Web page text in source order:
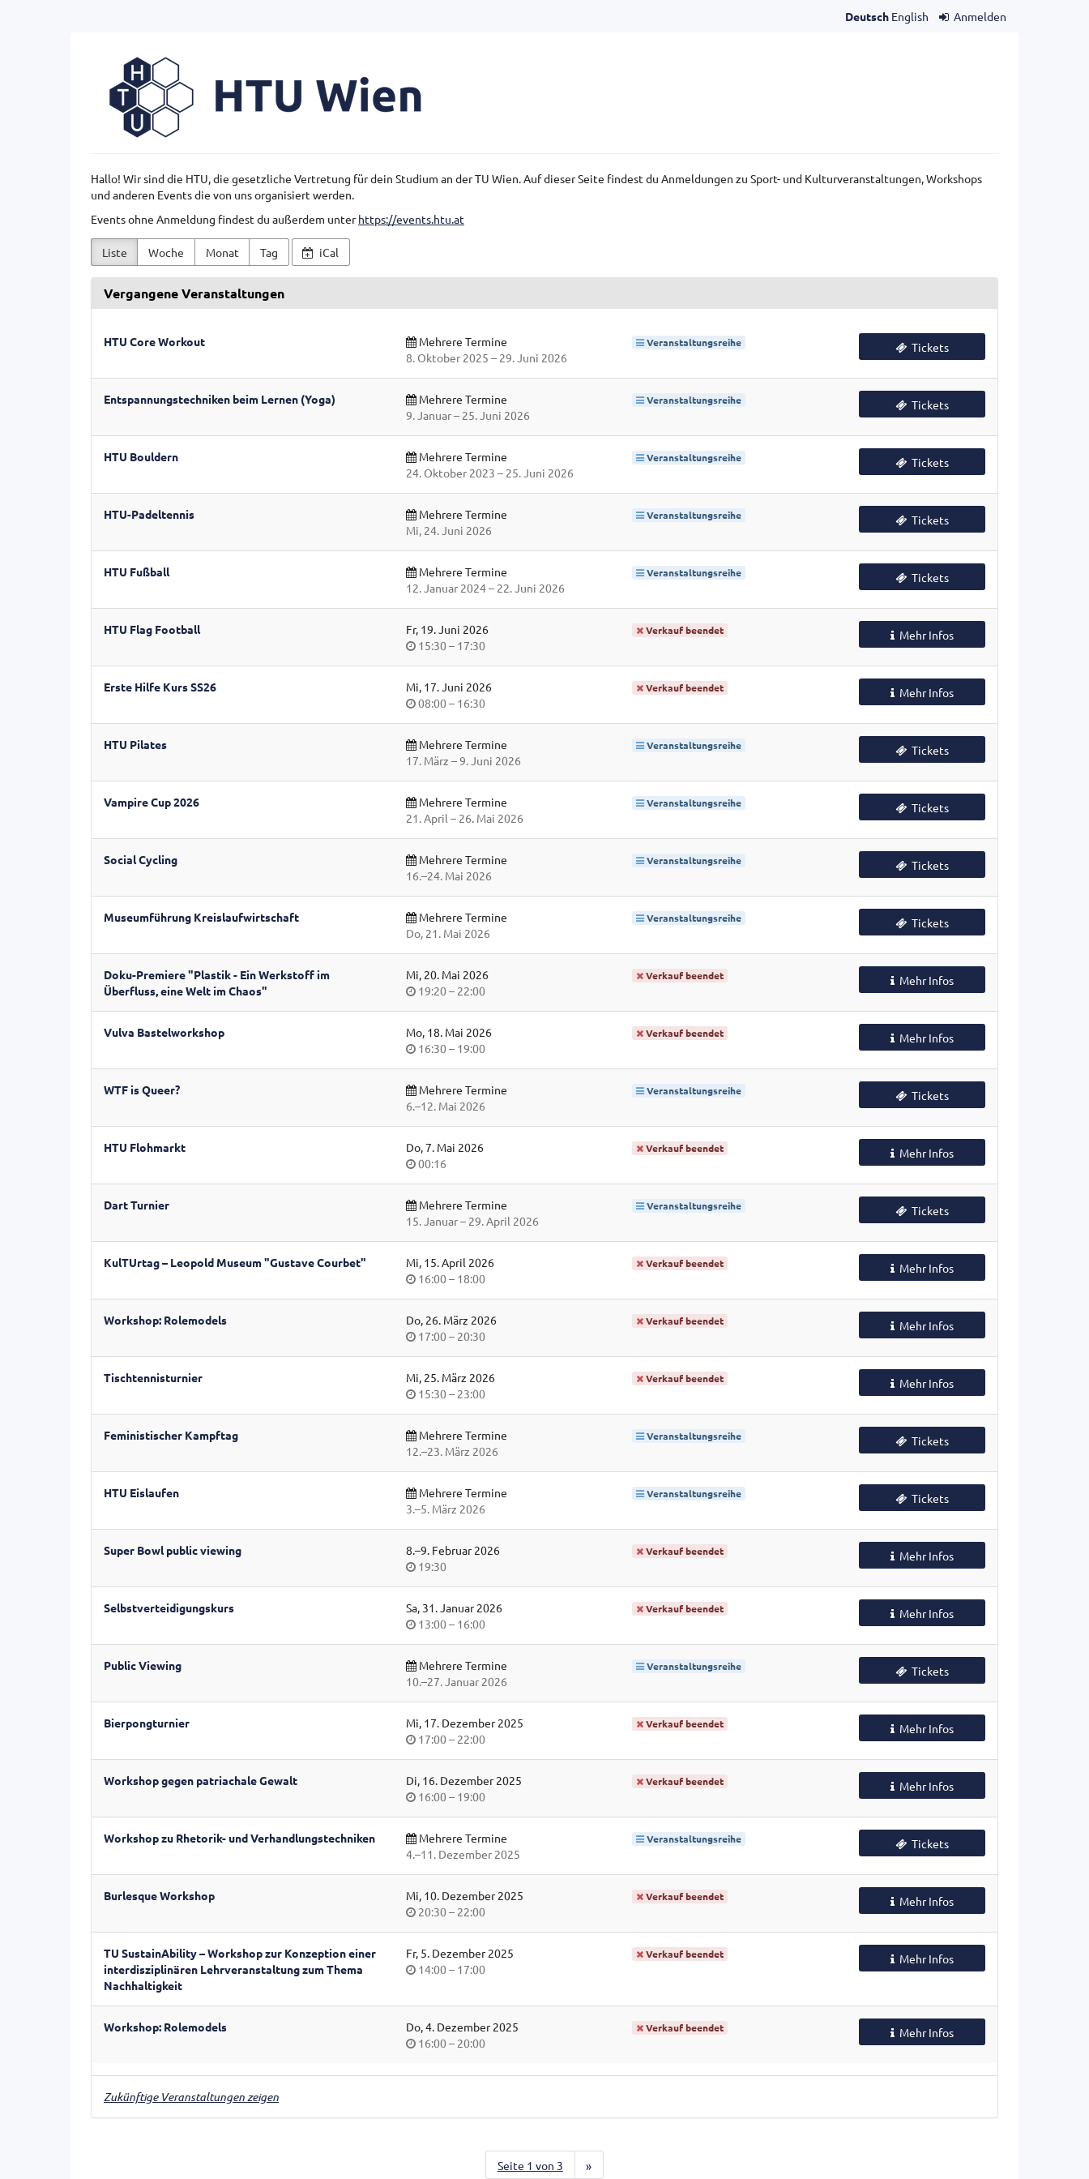
Deutsch English Anmelden
HTU
Wien
Hallo! Wir sind die HTU, die gesetzliche Vertretung für dein Studium an der TU Wien. Auf dieser Seite findest du Anmeldungen zu Sport- und Kulturveranstaltungen, Workshops
und anderen Events die von uns organisiert werden.
Events ohne Anmeldung findest du außerdem unterhttps://events.htu.at
Liste Woche Monat Tag iCal
Vergangene Veranstaltungen
HTU Core Workout
Mehrere Termine
8. Oktober 2025 –bis
29. Juni 2026
Veranstaltungsreihe Tickets
Entspannungstechniken beim Lernen (Yoga)
Mehrere Termine
9. Januar–bis
25. Juni 2026
Veranstaltungsreihe Tickets
HTU Bouldern
Mehrere Termine
24. Oktober 2023 –bis
25. Juni 2026
Veranstaltungsreihe Tickets
HTU-Padeltennis
Mehrere Termine
Mi, 24. Juni 2026
Veranstaltungsreihe Tickets
HTU Fußball
Mehrere Termine
12. Januar 2024–bis
22. Juni 2026
Veranstaltungsreihe Tickets
HTU Flag Football
Fr, 19. Juni 2026
Uhrzeit
15:30–bis
17:30
Verkauf beendet Mehr Infos
Erste Hilfe Kurs SS26
Mi, 17. Juni 2026
Uhrzeit
08:00–bis
16:30
Verkauf beendet Mehr Infos
HTU Pilates
Mehrere Termine
17. März –bis9. Juni 2026
Veranstaltungsreihe Tickets
Vampire Cup 2026
Mehrere Termine
21. April –bis
26. Mai 2026
Veranstaltungsreihe Tickets
Social Cycling
Mehrere Termine
16.–bis
24. Mai 2026
Veranstaltungsreihe Tickets
Museumführung Kreislaufwirtschaft
Mehrere Termine
Do, 21. Mai 2026
Veranstaltungsreihe Tickets
Doku-Premiere "Plastik - Ein Werkstoff im
Überfluss, eine Welt im Chaos"
Mi, 20. Mai 2026
Uhrzeit
19:20–bis
22:00
Verkauf beendet Mehr Infos
Vulva Bastelworkshop
Mo, 18. Mai 2026
Uhrzeit
16:30–bis
19:00
Verkauf beendet Mehr Infos
WTF is Queer?
Mehrere Termine
6.–bis
12. Mai 2026
Veranstaltungsreihe Tickets
HTU Flohmarkt
Do, 7. Mai 2026
Uhrzeit
00:16
Verkauf beendet Mehr Infos
Dart Turnier
Mehrere Termine
15. Januar–bis
29. April 2026
Veranstaltungsreihe Tickets
KulTUrtag – Leopold Museum "Gustave Courbet"
Mi, 15. April 2026
Uhrzeit
16:00–bis
18:00
Verkauf beendet Mehr Infos
Workshop: Rolemodels
Do, 26. März 2026
Uhrzeit
17:00–bis
20:30
Verkauf beendet Mehr Infos
Tischtennisturnier
Mi, 25. März 2026
Uhrzeit
15:30–bis
23:00
Verkauf beendet Mehr Infos
Feministischer Kampftag
Mehrere Termine
12.–bis
23. März 2026
Veranstaltungsreihe Tickets
HTU Eislaufen
Mehrere Termine
3.–bis
5. März 2026
Veranstaltungsreihe Tickets
Super Bowl public viewing 8.–bis
9. Februar 2026
Uhrzeit
19:30
Verkauf beendet Mehr Infos
Selbstverteidigungskurs
Sa, 31. Januar 2026
Uhrzeit
13:00–bis
16:00
Verkauf beendet Mehr Infos
Public Viewing
Mehrere Termine
10.–bis
27. Januar 2026
Veranstaltungsreihe Tickets
Bierpongturnier
Mi, 17. Dezember 2025
Uhrzeit
17:00–bis
22:00
Verkauf beendet Mehr Infos
Workshop gegen patriachale Gewalt
Di, 16. Dezember 2025
Uhrzeit
16:00–bis
19:00
Verkauf beendet Mehr Infos
Workshop zu Rhetorik- und Verhandlungstechniken
Mehrere Termine
4.–bis
11. Dezember 2025
Veranstaltungsreihe Tickets
Burlesque Workshop
Mi, 10. Dezember 2025
Uhrzeit
20:30–bis
22:00
Verkauf beendet Mehr Infos
TU SustainAbility – Workshop zur Konzeption einer
interdisziplinären Lehrveranstaltung zum Thema
Nachhaltigkeit
Fr, 5. Dezember 2025
Uhrzeit
14:00–bis
17:00
Verkauf beendet Mehr Infos
Workshop: Rolemodels
Do, 4. Dezember 2025
Uhrzeit
16:00–bis
20:00
Verkauf beendet Mehr Infos
Zukünftige Veranstaltungen zeigen
Seite 1 von 3 »